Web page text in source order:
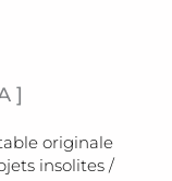
]
originale
insolites /